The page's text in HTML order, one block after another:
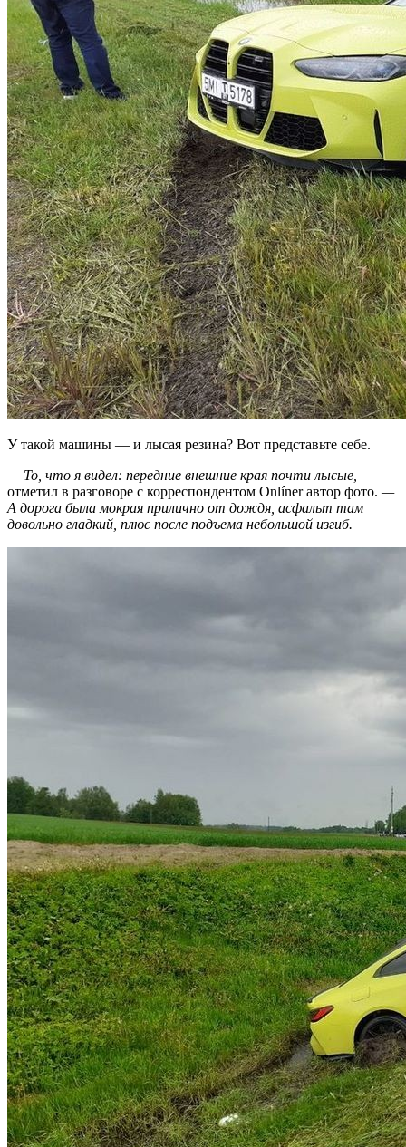
У такой машины — и лысая резина? Вот представьте себе.
— То, что я видел: передние внешние края почти лысые, —
отметил в разговоре с корреспондентом Onlíner автор фото. —
А дорога была мокрая прилично от дождя, асфальт там
довольно гладкий, плюс после подъема небольшой изгиб.